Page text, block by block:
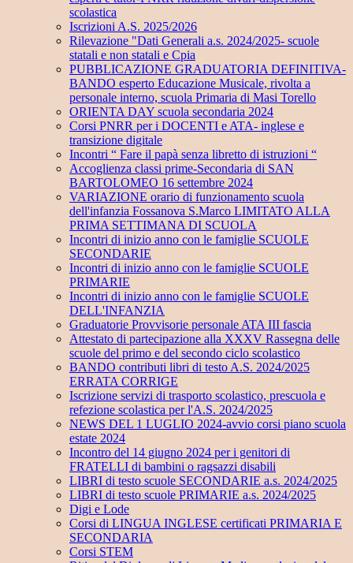
scolastica
Iscrizioni A.S. 2025/2026
Rilevazione "Dati Generali a.s. 2024/2025- scuole
statali e non statali e Cpia
PUBBLICAZIONE GRADUATORIA DEFINITIVA-
BANDO esperto Educazione Musicale, rivolta a
personale interno, scuola Primaria di Masi Torello
ORIENTA DAY scuola secondaria 2024
Corsi PNRR per i DOCENTI e ATA- inglese e
transizione digitale
Incontri “ Fare il papà senza libretto di istruzioni “
Accoglienza classi prime-Secondaria di SAN
BARTOLOMEO 16 settembre 2024
VARIAZIONE orario di funzionamento scuola
dell'infanzia Fossanova S.Marco LIMITATO ALLA
PRIMA SETTIMANA DI SCUOLA
Incontri di inizio anno con le famiglie SCUOLE
SECONDARIE
Incontri di inizio anno con le famiglie SCUOLE
PRIMARIE
Incontri di inizio anno con le famiglie SCUOLE
DELL'INFANZIA
Graduatorie Provvisorie personale ATA III fascia
Attestato di partecipazione alla XXXV Rassegna delle
scuole del primo e del secondo ciclo scolastico
BANDO contributi libri di testo A.S. 2024/2025
ERRATA CORRIGE
Iscrizione servizi di trasporto scolastico, prescuola e
refezione scolastica per l'A.S. 2024/2025
NEWS DEL 1 LUGLIO 2024-avvio corsi piano scuola
estate 2024
Incontro del 14 giugno 2024 per i genitori di
FRATELLI di bambini o ragsazzi disabili
LIBRI di testo scuole SECONDARIE a.s. 2024/2025
LIBRI di testo scuole PRIMARIE a.s. 2024/2025
Digi e Lode
Corsi di LINGUA INGLESE certificati PRIMARIA E
SECONDARIA
Corsi STEM